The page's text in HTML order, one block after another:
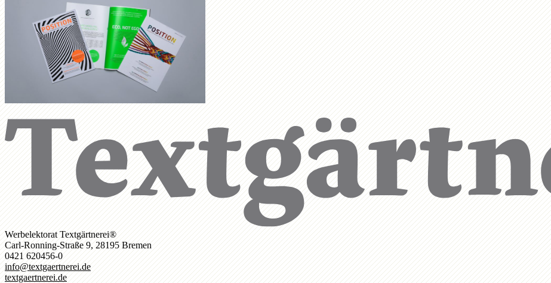
Werbelektorat Textgärtnerei®
Carl-Ronning-Straße 9, 28195 Bremen
0421 620456-0
info@textgaertnerei.de
textgaertnerei.de